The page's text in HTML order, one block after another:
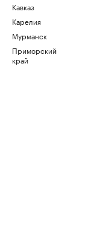
Кавказ
Карелия
Мурманск
Приморский
край